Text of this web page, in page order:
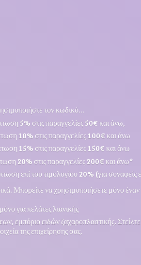
τον κωδικό...
5% στις παραγγελίες 50€ και άνω,
10% στις παραγγελίες 100€ και άνω
15% στις παραγγελίες 150€ και άνω
20% στις παραγγελίες 200€ και άνω*
επί του τιμολογίου 20% (για συναφείς
Μπορείτε να χρησιμοποιήσετε μόνο
για πελάτες λιανικής
εμπόριο ειδών ζαχαροπλαστικής.
της επιχείρησης σας.